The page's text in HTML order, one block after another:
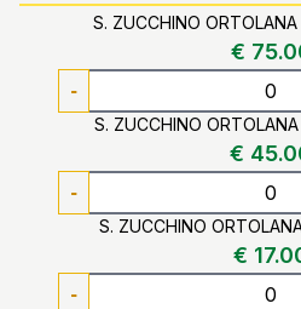
S. ZUCCHINO
€
-
S. ZUCCHINO
€
-
S. ZUCCHINO
€
-